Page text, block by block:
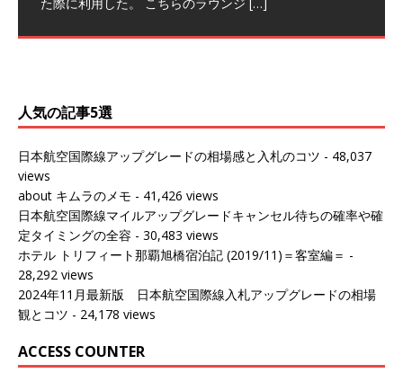
た際に利用した。 こちらのラウンジ […]
（2026/03/18記載） 2026年1月、毎年恒例の新年の羽田
（2026/03/13記載） 2026年1月上旬にバンコク経由でチ
人気の記事5選
日本航空国際線アップグレードの相場感と入札のコツ - 48,037
views
about キムラのメモ - 41,426 views
日本航空国際線マイルアップグレードキャンセル待ちの確率や確
定タイミングの全容 - 30,483 views
ホテル トリフィート那覇旭橋宿泊記 (2019/11)＝客室編＝ -
28,292 views
2024年11月最新版 日本航空国際線入札アップグレードの相場
観とコツ - 24,178 views
ACCESS COUNTER